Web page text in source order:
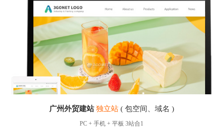
广州外贸建站 独立站( 包空间、域名 )
PC + 手机 + 平板 3站合1